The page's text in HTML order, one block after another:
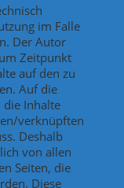
im Falle
Der Autor
Zeitpunkt
auf den zu
Auf die
die Inhalte
verknüpften
Deshalb
von allen
Seiten, die
Diese